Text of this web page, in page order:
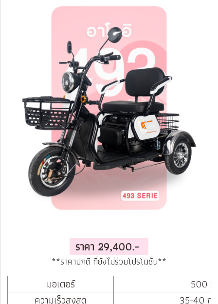
ราคา 29,400.-
**ราคาปกติ ที่ยังไม่ร่วมโปรโมชั่น**
มอเตอร์
500
ความเร็วสูงสุด
35-40 ก